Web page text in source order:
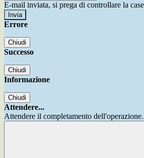
E-mail inviata, si prega di controllare la
Errore
Chiudi
Successo
Chiudi
Informazione
Chiudi
Attendere...
Attendere il completamento